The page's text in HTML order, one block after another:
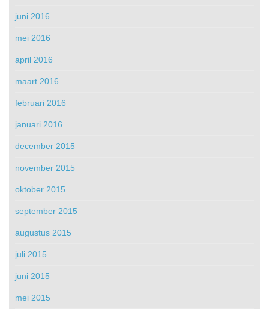
juni 2016
mei 2016
april 2016
maart 2016
februari 2016
januari 2016
december 2015
november 2015
oktober 2015
september 2015
augustus 2015
juli 2015
juni 2015
mei 2015